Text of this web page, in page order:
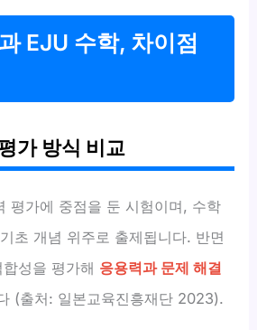
EJU 수학, 차이점
가 방식 비교
평가에 중점을 둔 시험이며, 수학
초 개념 위주로 출제됩니다. 반면
성을 평가해 응용력과 문제 해결
(출처: 일본교육진흥재단 2023).